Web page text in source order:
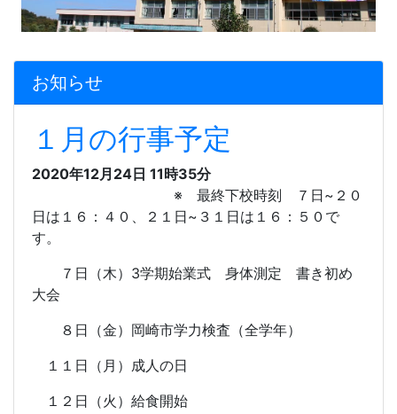
お知らせ
１月の行事予定
2020年12月24日 11時35分
※ 最終下校時刻 ７日~２０
日は１６：４０、２１日~３１日は１６：５０で
す。
７日（木）3学期始業式 身体測定 書き初め
大会
８日（金）岡崎市学力検査（全学年）
１１日（月）成人の日
１２日（火）給食開始